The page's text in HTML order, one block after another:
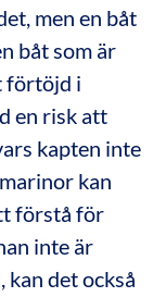
men en båt
båt som är
förtöjd i
en risk att
kapten inte
kan
förstå för
inte är
det också